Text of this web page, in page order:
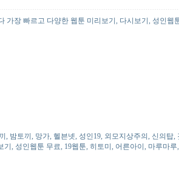
장 빠르고 다양한 웹툰 미리보기, 다시보기, 성인웹
밤토끼, 망가, 헬븐넷, 성인19, 외모지상주의, 신의탑
, 성인웹툰 무료, 19웹툰, 히토미, 어른아이, 마루마루